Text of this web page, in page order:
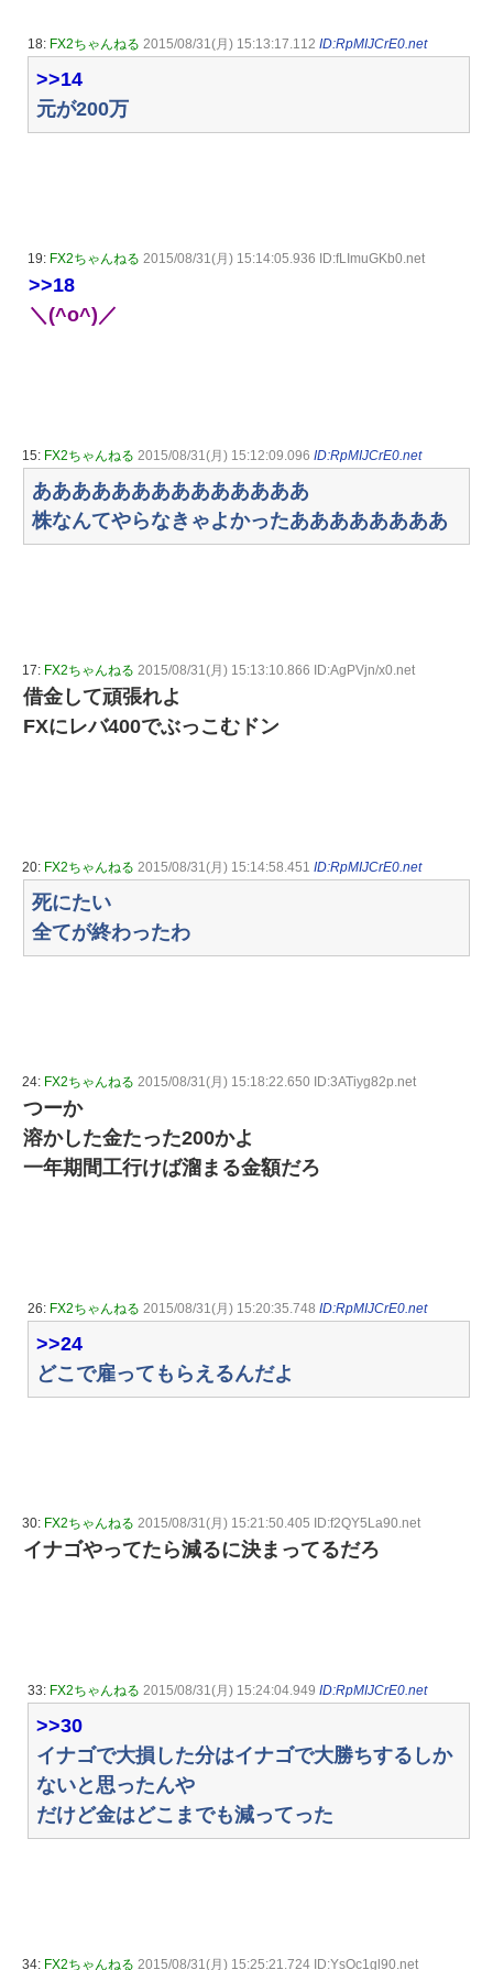
18: FX2ちゃんねる 2015/08/31(月) 15:13:17.112 ID:RpMIJCrE0.net
>>14
元が200万
19: FX2ちゃんねる 2015/08/31(月) 15:14:05.936 ID:fLImuGKb0.net
>>18
＼(^o^)／
15: FX2ちゃんねる 2015/08/31(月) 15:12:09.096 ID:RpMIJCrE0.net
ああああああああああああああ
株なんてやらなきゃよかったああああああああ
17: FX2ちゃんねる 2015/08/31(月) 15:13:10.866 ID:AgPVjn/x0.net
借金して頑張れよ
FXにレバ400でぶっこむドン
20: FX2ちゃんねる 2015/08/31(月) 15:14:58.451 ID:RpMIJCrE0.net
死にたい
全てが終わったわ
24: FX2ちゃんねる 2015/08/31(月) 15:18:22.650 ID:3ATiyg82p.net
つーか
溶かした金たった200かよ
一年期間工行けば溜まる金額だろ
26: FX2ちゃんねる 2015/08/31(月) 15:20:35.748 ID:RpMIJCrE0.net
>>24
どこで雇ってもらえるんだよ
30: FX2ちゃんねる 2015/08/31(月) 15:21:50.405 ID:f2QY5La90.net
イナゴやってたら減るに決まってるだろ
33: FX2ちゃんねる 2015/08/31(月) 15:24:04.949 ID:RpMIJCrE0.net
>>30
イナゴで大損した分はイナゴで大勝ちするしか
ないと思ったんや
だけど金はどこまでも減ってった
34: FX2ちゃんねる 2015/08/31(月) 15:25:21.724 ID:YsOc1gl90.net